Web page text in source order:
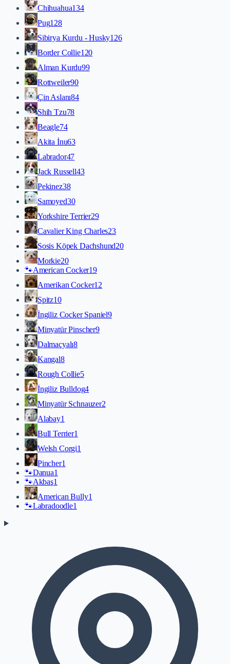
Chihuahua134
Pug128
Sibirya Kurdu - Husky126
Border Collie120
Alman Kurdu99
Rottweiler90
Çin Aslanı84
Shih Tzu78
Beagle74
Akita İnu63
Labrador47
Jack Russell43
Pekinez38
Samoyed30
Yorkshire Terrier29
Cavalier King Charles23
Sosis Köpek Dachshund20
Morkie20
🐾American Cocker19
Amerikan Cocker12
Spitz10
İngiliz Cocker Spaniel9
Minyatür Pinscher9
Dalmaçyalı8
Kangal8
Rough Collie5
İngiliz Bulldog4
Minyatür Schnauzer2
Alabay1
Bull Terrier1
Welsh Corgi1
Pincher1
🐾Danua1
🐾Akbaş1
American Bully1
🐾Labradoodle1